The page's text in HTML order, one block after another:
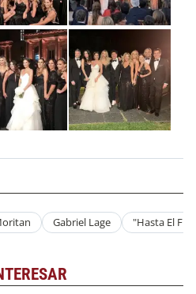
Gabriel Lage "Hasta El